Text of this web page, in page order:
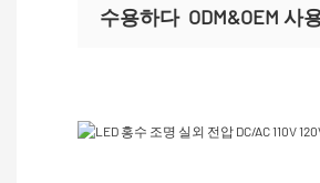
수용하다 ODM&OEM 사